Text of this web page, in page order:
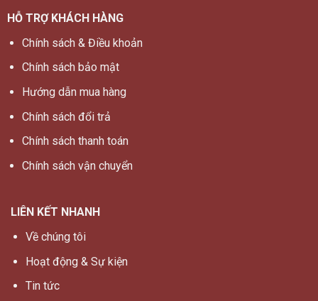
HỖ TRỢ KHÁCH HÀNG
Chính sách & Điều khoản
Chính sách bảo mật
Hướng dẫn mua hàng
Chính sách đổi trả
Chính sách thanh toán
Chính sách vận chuyển
LIÊN KẾT NHANH
Về chúng tôi
Hoạt động & Sự kiện
Tin tức